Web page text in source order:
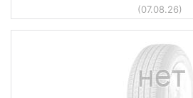
(07.08.26)